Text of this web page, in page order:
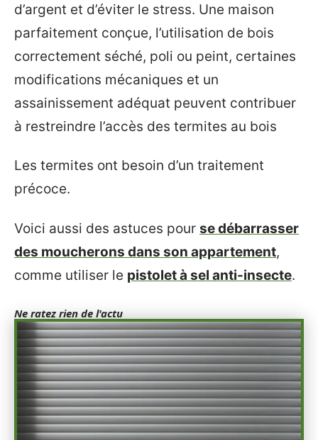
d’argent et d’éviter le stress. Une maison
parfaitement conçue, l’utilisation de bois
correctement séché, poli ou peint, certaines
modifications mécaniques et un
assainissement adéquat peuvent contribuer
à restreindre l’accès des termites au bois
Les termites ont besoin d’un traitement
précoce.
Voici aussi des astuces pour se débarrasser
des moucherons dans son appartement,
comme utiliser le pistolet à sel anti-insecte.
Ne ratez rien de l'actu